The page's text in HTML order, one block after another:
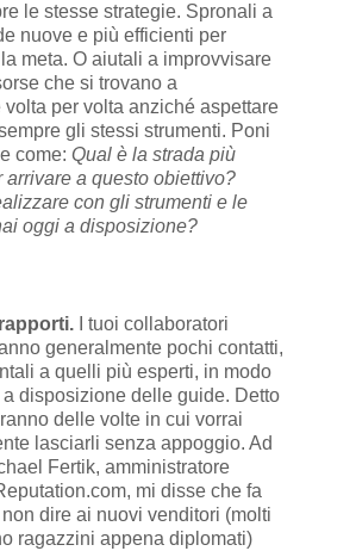
le stesse strategie. Spronali a
nuove e più efficienti per
meta. O aiutali a improvvisare
che si trovano a
per volta anziché aspettare
gli stessi strumenti. Poni
come: Qual è la strada più
arrivare a questo obiettivo?
con gli strumenti e le
oggi a disposizione?
I tuoi collaboratori
generalmente pochi contatti,
a quelli più esperti, in modo
disposizione delle guide. Detto
delle volte in cui vorrai
lasciarli senza appoggio. Ad
Fertik, amministratore
mi disse che fa
dire ai nuovi venditori (molti
ragazzini appena diplomati)